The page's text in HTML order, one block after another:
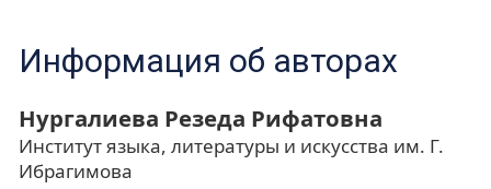
Информация об авторах
Нургалиева Резеда Рифатовна
Институт языка, литературы и искусства им. Г.
Ибрагимова